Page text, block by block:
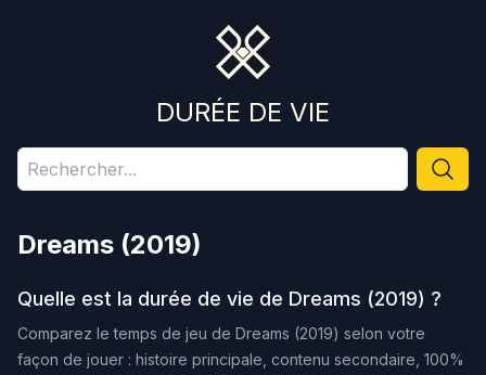
DURÉE DE VIE
Dreams (2019)
Quelle est la durée de vie de Dreams (2019) ?
Comparez le temps de jeu de Dreams (2019) selon votre
façon de jouer : histoire principale, contenu secondaire, 100%